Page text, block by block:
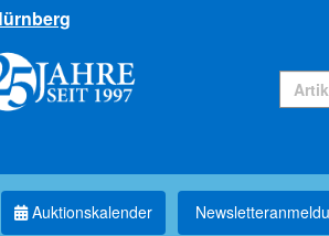
Auktionskalender